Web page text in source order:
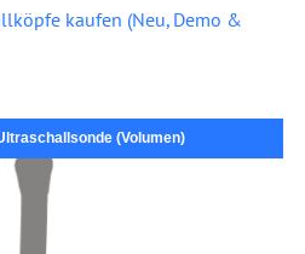
kaufen (Neu, Demo &
(Volumen)